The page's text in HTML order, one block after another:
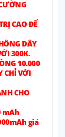
CAO ĐỂ
DÂY
300K.
10.000
CHỈ VỚI
CHO
mAh
giá